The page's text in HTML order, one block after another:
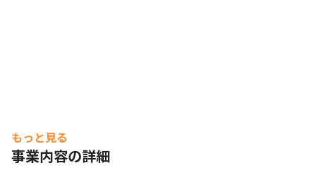
もっと見る
事業内容の詳細